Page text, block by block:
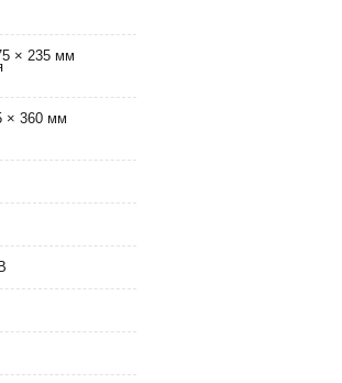
× 235 мм
× 360 мм